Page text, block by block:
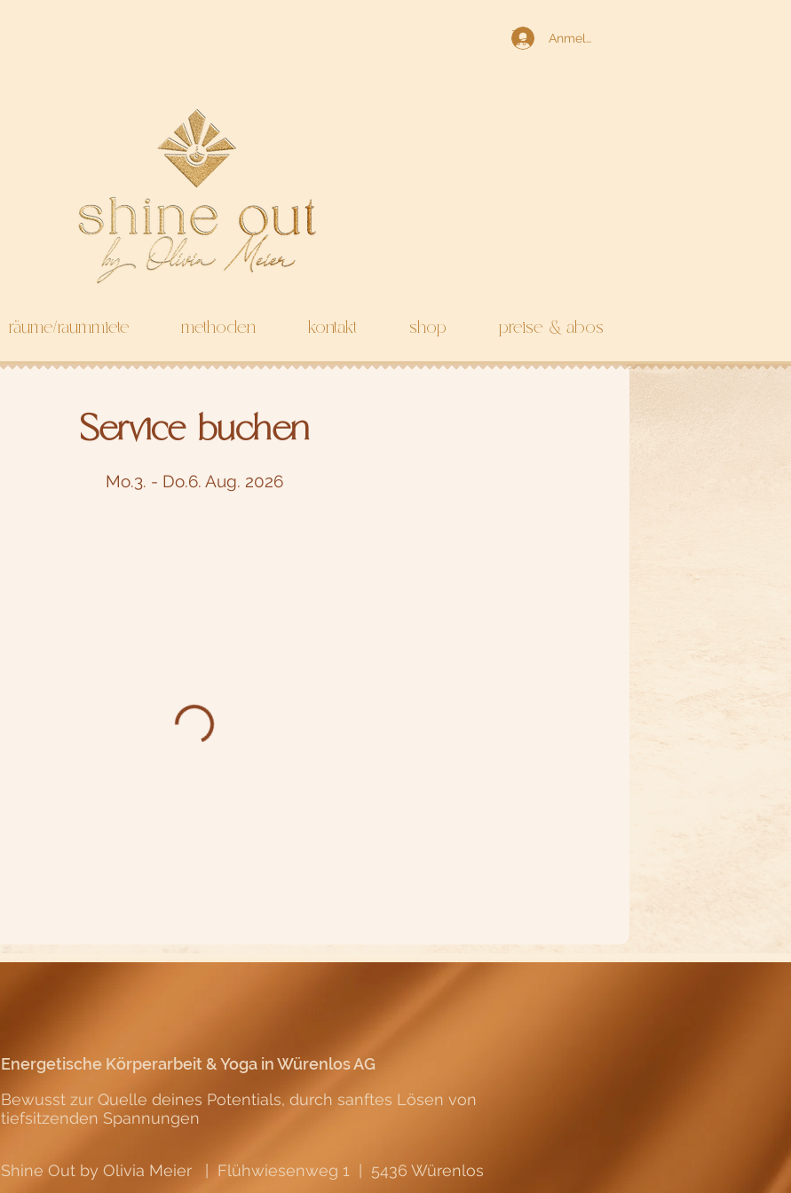
Anmelden
räume/raummiete methoden kontakt shop preise & abos
Service buchen
Mo.3. - Do.6. Aug. 2026
Energetische Körperarbeit & Yoga in Würenlos AG
Bewusst zur Quelle deines Potentials, durch sanftes Lösen von
tiefsitzenden Spannungen
Shine Out by Olivia Meier | Flühwiesenweg 1 | 5436 Würenlos